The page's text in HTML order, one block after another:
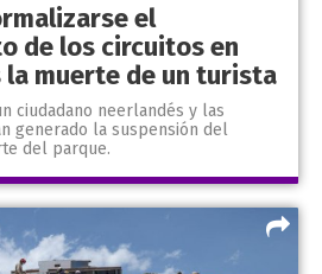
el
de los circuitos en
muerte de un turista
ciudadano neerlandés y las
generado la suspensión del
del parque.